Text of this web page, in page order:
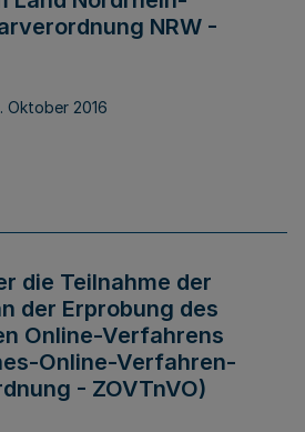
NRW -
Oktober 2016
die Teilnahme der
der Erprobung des
Online-Verfahrens
Online-Verfahren-
- ZOVTnVO)